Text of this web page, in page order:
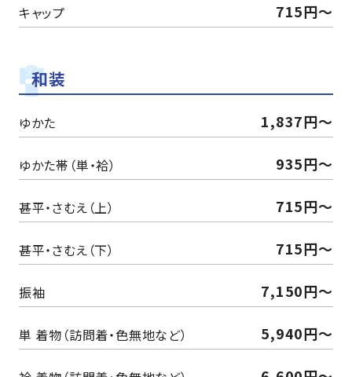
キャップ 715円～
和装
ゆかた 1,837円～
ゆかた帯（単・袷） 935円～
甚平・さむえ（上） 715円～
甚平・さむえ（下） 715円～
振袖 7,150円〜
単 着物（訪問着・色無地など） 5,940円〜